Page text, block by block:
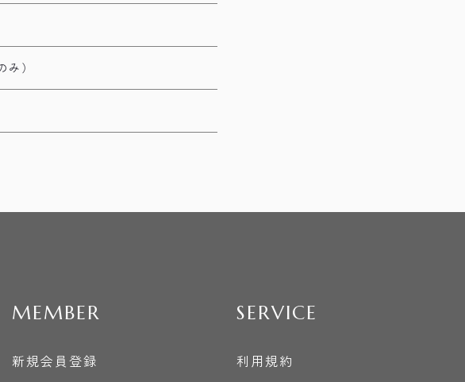
）
MEMBER
新規会員登録
SERVICE
利用規約